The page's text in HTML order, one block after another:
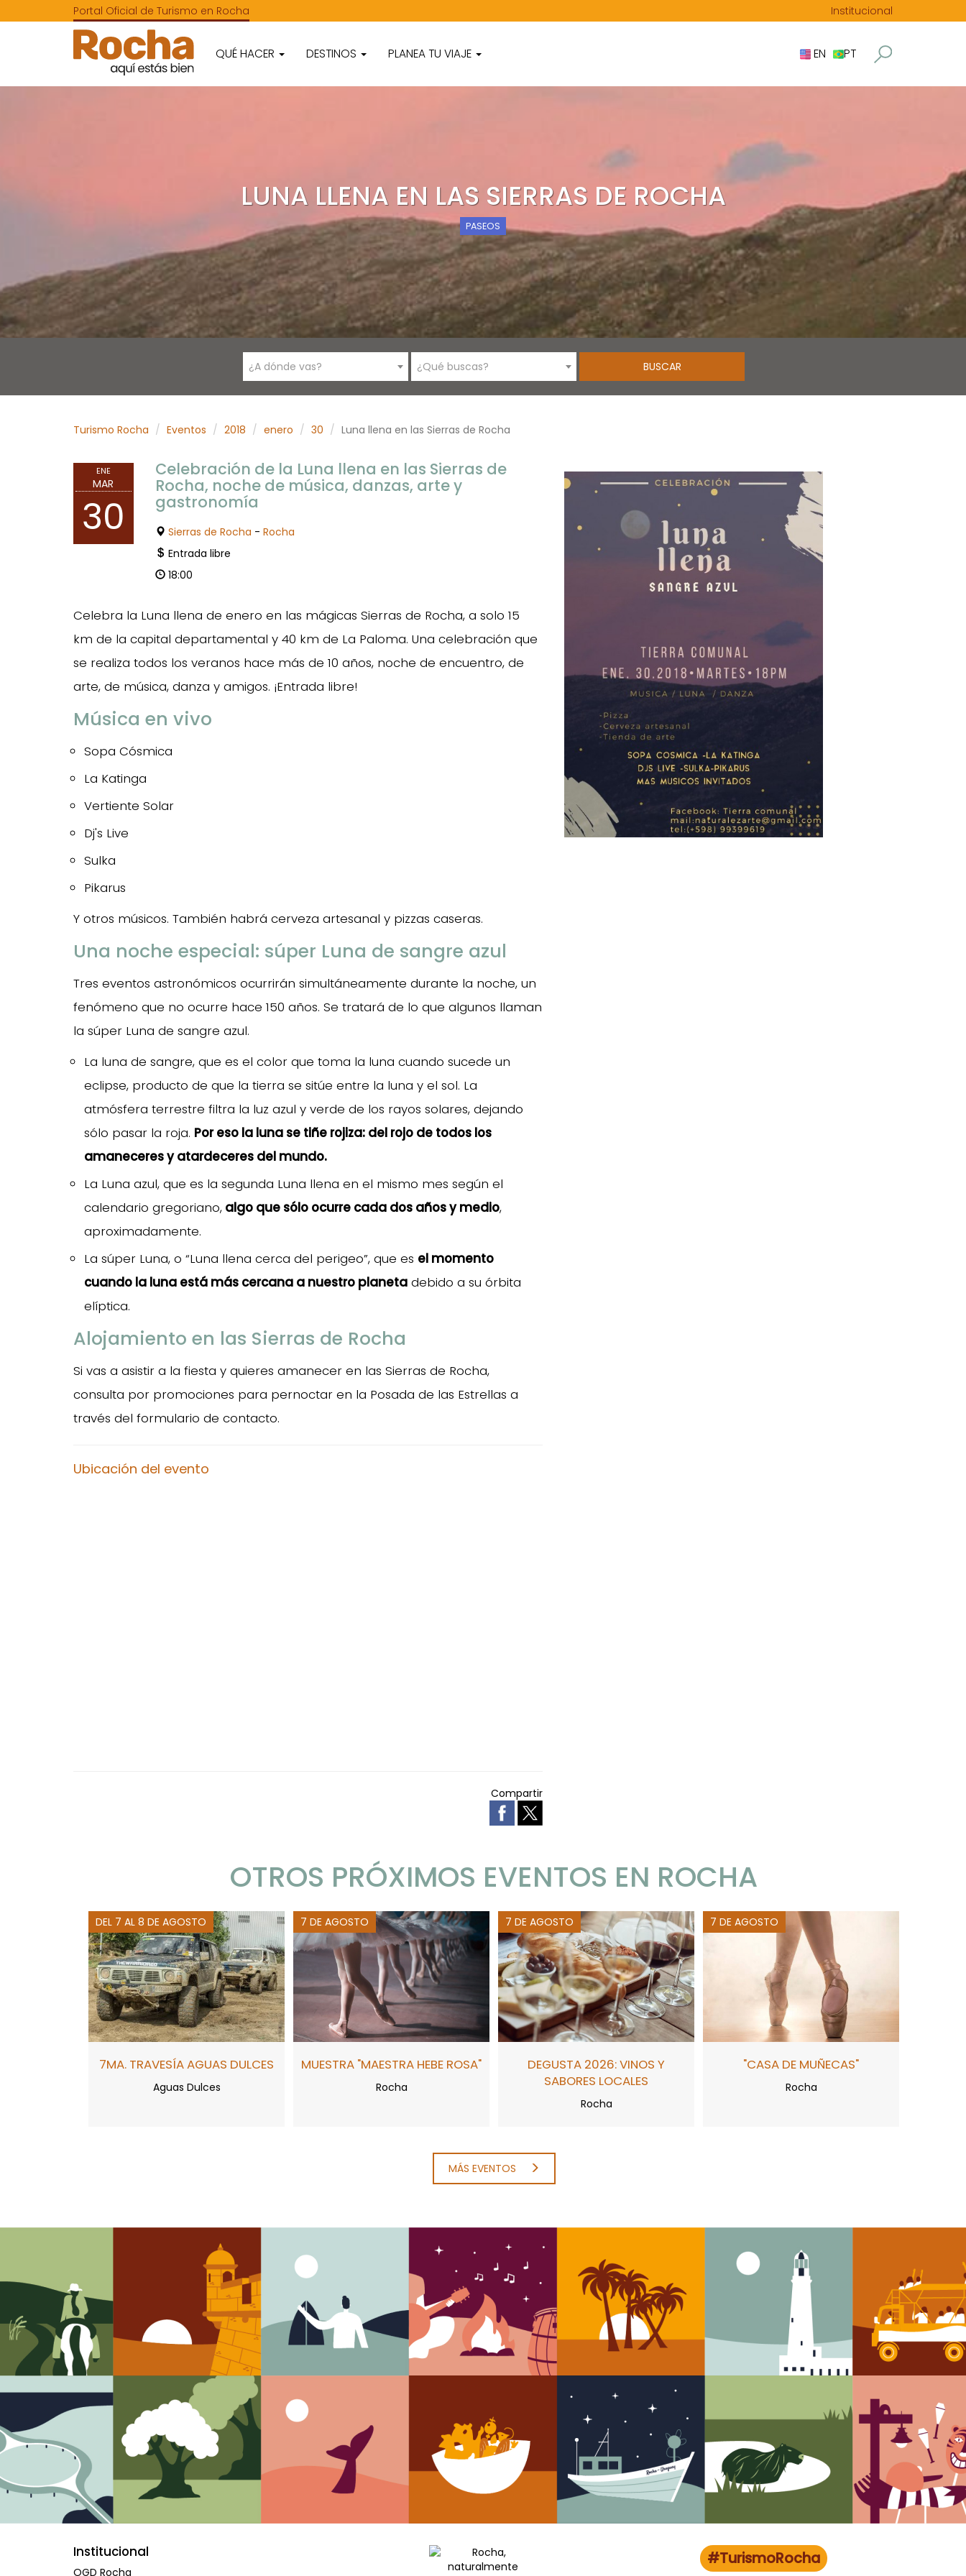
Portal Oficial de Turismo en Rocha Institucional
QUÉ HACER DESTINOS PLANEA TU VIAJE EN PT
LUNA LLENA EN LAS SIERRAS DE ROCHA
PASEOS
¿A dónde vas? ¿Qué buscas?
Turismo Rocha Eventos 2018 enero 30 Luna llena en las Sierras de Rocha
ENE
MAR
30
Celebración de la Luna llena en las Sierras de
Rocha, noche de música, danzas, arte y
gastronomía
Sierras de Rocha - Rocha
Entrada libre
18:00
Celebra la Luna llena de enero en las mágicas Sierras de Rocha, a solo 15
km de la capital departamental y 40 km de La Paloma. Una celebración que
se realiza todos los veranos hace más de 10 años, noche de encuentro, de
arte, de música, danza y amigos. ¡Entrada libre!
Música en vivo
Sopa Cósmica
La Katinga
Vertiente Solar
Dj's Live
Sulka
Pikarus
Y otros músicos. También habrá cerveza artesanal y pizzas caseras.
Una noche especial: súper Luna de sangre azul
Tres eventos astronómicos ocurrirán simultáneamente durante la noche, un
fenómeno que no ocurre hace 150 años. Se tratará de lo que algunos llaman
la súper Luna de sangre azul.
La luna de sangre, que es el color que toma la luna cuando sucede un
eclipse, producto de que la tierra se sitúe entre la luna y el sol. La
atmósfera terrestre filtra la luz azul y verde de los rayos solares, dejando
sólo pasar la roja. Por eso la luna se tiñe rojiza: del rojo de todos los
amaneceres y atardeceres del mundo.
La Luna azul, que es la segunda Luna llena en el mismo mes según el
calendario gregoriano, algo que sólo ocurre cada dos años y medio,
aproximadamente.
La súper Luna, o “Luna llena cerca del perigeo”, que es el momento
cuando la luna está más cercana a nuestro planeta debido a su órbita
elíptica.
Alojamiento en las Sierras de Rocha
Si vas a asistir a la fiesta y quieres amanecer en las Sierras de Rocha,
consulta por promociones para pernoctar en la Posada de las Estrellas a
través del formulario de contacto.
Ubicación del evento
Compartir
OTROS PRÓXIMOS EVENTOS EN ROCHA
DEL 7 AL 8 DE AGOSTO
7MA. TRAVESÍA AGUAS DULCES
Aguas Dulces
7 DE AGOSTO
MUESTRA "MAESTRA HEBE ROSA"
Rocha
7 DE AGOSTO
DEGUSTA 2026: VINOS Y
SABORES LOCALES
Rocha
7 DE AGOSTO
"CASA DE MUÑECAS"
Rocha
MÁS EVENTOS
Institucional
OGD Rocha
#TurismoRocha